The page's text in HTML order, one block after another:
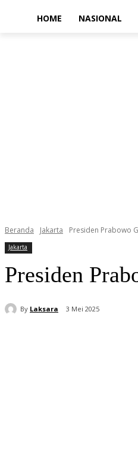
HOME NASIONAL
Beranda Jakarta Presiden Prabowo
Jakarta
Presiden
By Laksara 3 Mei 2025